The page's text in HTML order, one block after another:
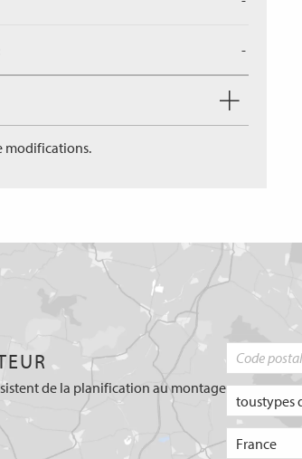
-
modifications.
de la planification au montage